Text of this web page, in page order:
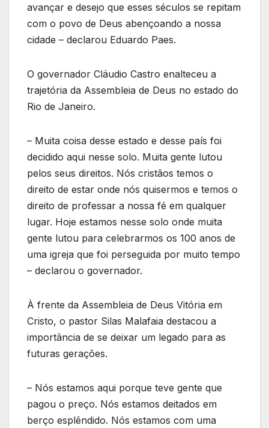
avançar e desejo que esses séculos se repitam
com o povo de Deus abençoando a nossa
cidade – declarou Eduardo Paes.
O governador Cláudio Castro enalteceu a
trajetória da Assembleia de Deus no estado do
Rio de Janeiro.
– Muita coisa desse estado e desse país foi
decidido aqui nesse solo. Muita gente lutou
pelos seus direitos. Nós cristãos temos o
direito de estar onde nós quisermos e temos o
direito de professar a nossa fé em qualquer
lugar. Hoje estamos nesse solo onde muita
gente lutou para celebrarmos os 100 anos de
uma igreja que foi perseguida por muito tempo
– declarou o governador.
À frente da Assembleia de Deus Vitória em
Cristo, o pastor Silas Malafaia destacou a
importância de se deixar um legado para as
futuras gerações.
– Nós estamos aqui porque teve gente que
pagou o preço. Nós estamos deitados em
berço esplêndido. Nós estamos com uma